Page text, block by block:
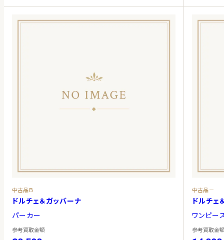
中古品Ｂ
ドルチェ＆ガッバーナ
パーカー
参考買取金額
中古品－
ドルチェ
ワンピー
参考買取金